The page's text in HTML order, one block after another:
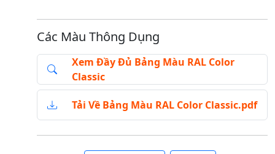
Các Màu Thông Dụng
Xem Đầy Đủ Bảng Màu RAL Color
Classic
Tải Về Bảng Màu RAL Color Classic.pdf